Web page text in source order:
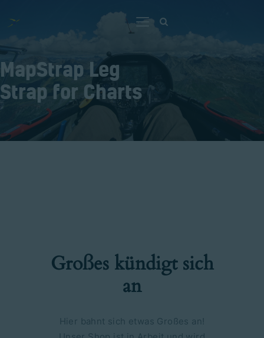
MapStrap Leg
Strap for Charts
Home
Lerne Fliegen
Die Segelfluggrupe
Lenzburg
Großes kündigt sich
an
Hier bahnt sich etwas Großes an!